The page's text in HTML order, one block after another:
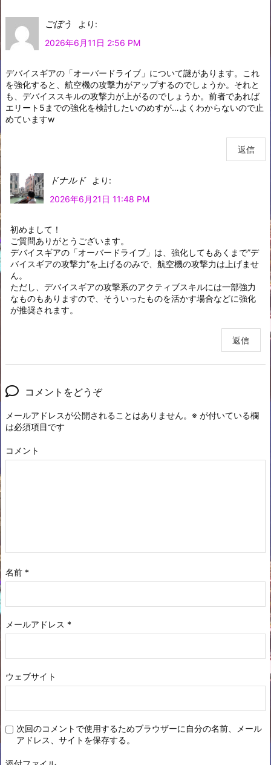
ごぼう
より:
2026年6月11日 2:56 PM
デバイスギアの「オーバードライブ」について謎があります。これ
を強化すると、航空機の攻撃力がアップするのでしょうか。それと
も、デバイススキルの攻撃力が上がるのでしょうか。前者であれば
エリート5までの強化を検討したいのめすが…よくわからないので止
めていますw
返信
ドナルド
より:
2026年6月21日 11:48 PM
初めまして！
ご質問ありがとうございます。
デバイスギアの「オーバードライブ」は、強化してもあくまで”デ
バイスギアの攻撃力”を上げるのみで、航空機の攻撃力は上げませ
ん。
ただし、デバイスギアの攻撃系のアクティブスキルには一部強力
なものもありますので、そういったものを活かす場合などに強化
が推奨されます。
返信
コメントをどうぞ
メールアドレスが公開されることはありません。 ※ が付いている欄
は必須項目です
コメント
名前 *
メールアドレス *
ウェブサイト
次回のコメントで使用するためブラウザーに自分の名前、メール
アドレス、サイトを保存する。